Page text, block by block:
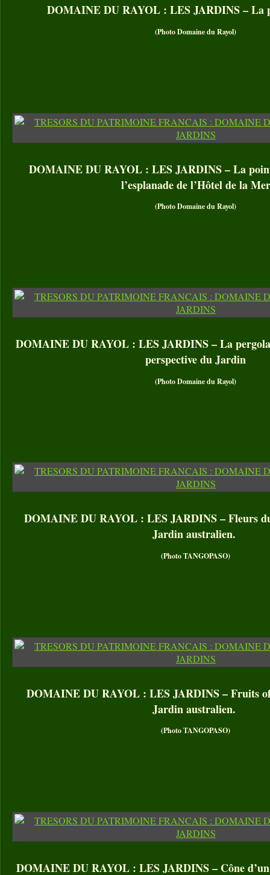
DOMAINE DU RAYOL : LES JARDINS – La
(Photo Domaine du Rayol)
DOMAINE DU RAYOL : LES JARDINS – La
l’esplanade de l’Hôtel de la Mer
(Photo Domaine du Rayol)
DOMAINE DU RAYOL : LES JARDINS – La
perspective du Jardin
(Photo Domaine du Rayol)
DOMAINE DU RAYOL : LES JARDINS – Fleurs
Jardin australien.
(Photo TANGOPASO)
DOMAINE DU RAYOL : LES JARDINS – Fruits
Jardin australien.
(Photo TANGOPASO)
DOMAINE DU RAYOL : LES JARDINS – Cône